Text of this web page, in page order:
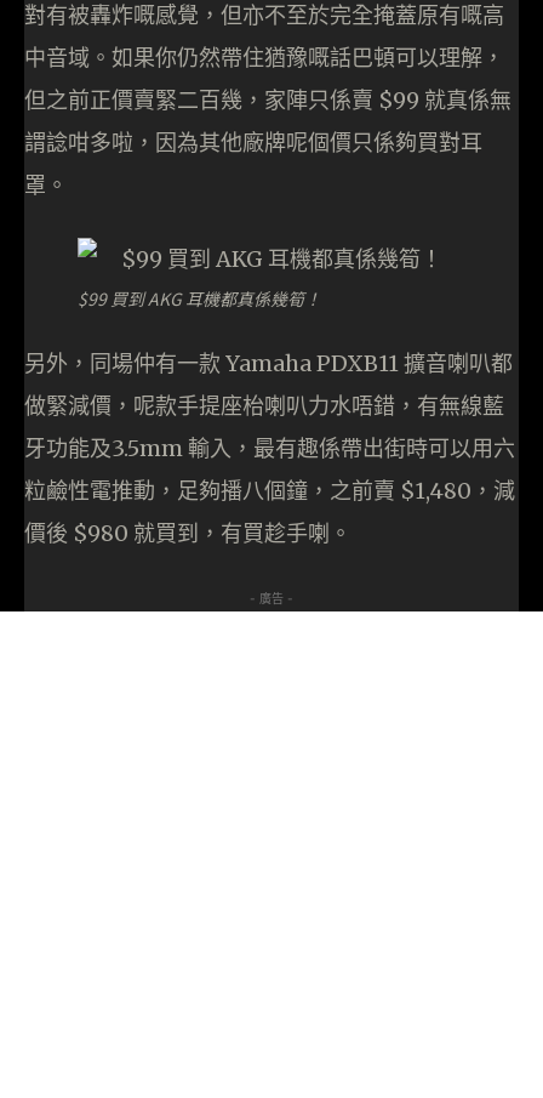
對有被轟炸嘅感覺，但亦不至於完全掩蓋原有嘅高
中音域。如果你仍然帶住猶豫嘅話巴頓可以理解，
但之前正價賣緊二百幾，家陣只係賣 $99 就真係無
謂諗咁多啦，因為其他廠牌呢個價只係夠買對耳
罩。
$99 買到 AKG 耳機都真係幾筍！
另外，同場仲有一款 Yamaha PDXB11 擴音喇叭都
做緊減價，呢款手提座枱喇叭力水唔錯，有無線藍
牙功能及3.5mm 輸入，最有趣係帶出街時可以用六
粒鹼性電推動，足夠播八個鐘，之前賣 $1,480，減
價後 $980 就買到，有買趁手喇。
- 廣告 -